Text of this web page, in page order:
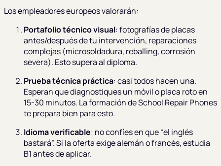
Los empleadores europeos valorarán:
Portafolio técnico visual: fotografías de placas
antes/después de tu intervención, reparaciones
complejas (microsoldadura, reballing, corrosión
severa). Esto supera al diploma.
Prueba técnica práctica: casi todos hacen una.
Esperan que diagnostiques un móvil o placa roto en
15-30 minutos. La formación de School Repair Phones
te prepara bien para esto.
Idioma verificable: no confíes en que “el inglés
bastará”. Si la oferta exige alemán o francés, estudia
B1 antes de aplicar.